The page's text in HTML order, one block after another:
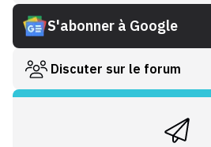
S'abonner à Google
Discuter sur le forum